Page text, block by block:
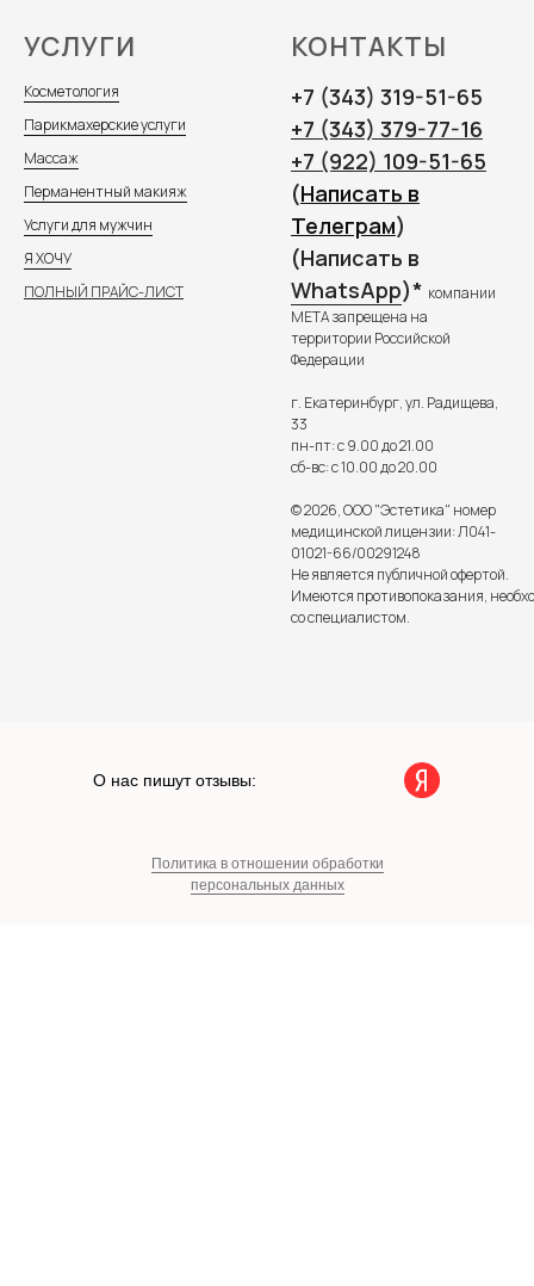
УСЛУГИ
Косметология
Парикмахерские услуги
Массаж
Перманентный макияж
Услуги для мужчин
Я ХОЧУ
ПОЛНЫЙ ПРАЙС-ЛИСТ
КОНТАКТЫ
+7 (343) 319-51-65
+7 (343) 379-77-16
+7 (922) 109-51-65
(Написать в
Телеграм)
(Написать в
WhatsApp)* компании
META запрещена на
территории Российской
Федерации
г. Екатеринбург, ул. Радищева,
33
пн-пт: с 9.00 до 21.00
сб-вс: с 10.00 до 20.00
© 2026, ООО "Эстетика" номер
медицинской лицензии: Л041-
01021-66/00291248
Не является публичной офертой.
Имеются противопоказания,
со специалистом.
О нас пишут отзывы:
Политика в отношении обработки
персональных данных